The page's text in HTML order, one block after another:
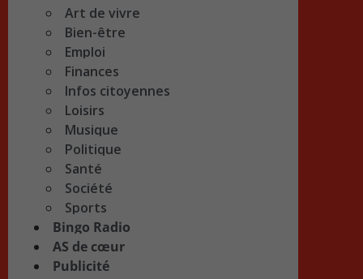
Art de vivre
Bien-être
Emploi
Finances
Infos citoyennes
Loisirs
Musique
Politique
Santé
Société
Sports
Bingo Radio
AS de cœur
Publicité